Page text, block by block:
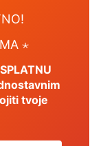
⋆
tvoje